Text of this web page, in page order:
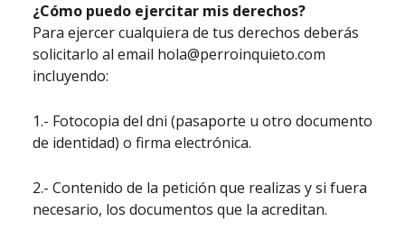
¿Cómo puedo ejercitar mis derechos?
Para ejercer cualquiera de tus derechos deberás
solicitarlo al email hola@perroinquieto.com
incluyendo:
1.- Fotocopia del dni (pasaporte u otro documento
de identidad) o firma electrónica.
2.- Contenido de la petición que realizas y si fuera
necesario, los documentos que la acreditan.